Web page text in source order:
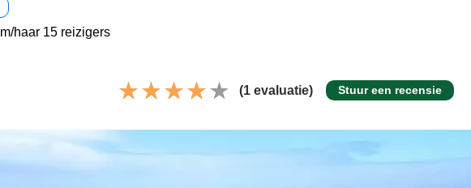
haar 15 reizigers
(1 evaluatie) Stuur een recensie